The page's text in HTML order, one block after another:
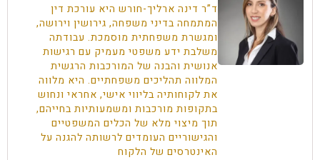
ד”ר דינה ארליך-חורש היא עורכת דין
המתמחה בדיני משפחה, גירושין וירושה,
ומגשרת משפחתית מוסמכת. עבודתה
משלבת ידע משפטי מעמיק עם רגישות
אנושית והבנה של המורכבות הרגשית
המלווה תהליכים משפחתיים. היא מלווה
את לקוחותיה בליווי אישי, אחראי ונחוש
בתקופות מורכבות ומשמעותיות בחייהם,
תוך מיצוי מלא של הכלים המשפטיים
והגישוריים העומדים לרשותה להגנה על
האינטרסים של הלקוח